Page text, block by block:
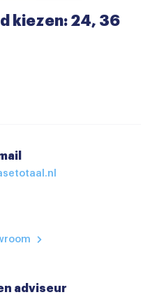
kiezen: 24, 36
adviseur